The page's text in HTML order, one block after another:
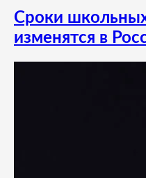
Сроки
изменятся в